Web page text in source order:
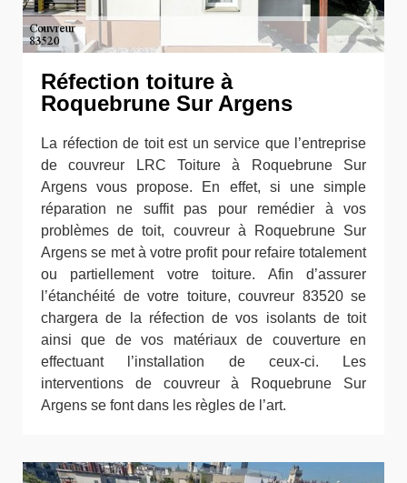
Réfection toiture à
Roquebrune Sur Argens
La réfection de toit est un service que l’entreprise
de couvreur LRC Toiture à Roquebrune Sur
Argens vous propose. En effet, si une simple
réparation ne suffit pas pour remédier à vos
problèmes de toit, couvreur à Roquebrune Sur
Argens se met à votre profit pour refaire totalement
ou partiellement votre toiture. Afin d’assurer
l’étanchéité de votre toiture, couvreur 83520 se
chargera de la réfection de vos isolants de toit
ainsi que de vos matériaux de couverture en
effectuant l’installation de ceux-ci. Les
interventions de couvreur à Roquebrune Sur
Argens se font dans les règles de l’art.